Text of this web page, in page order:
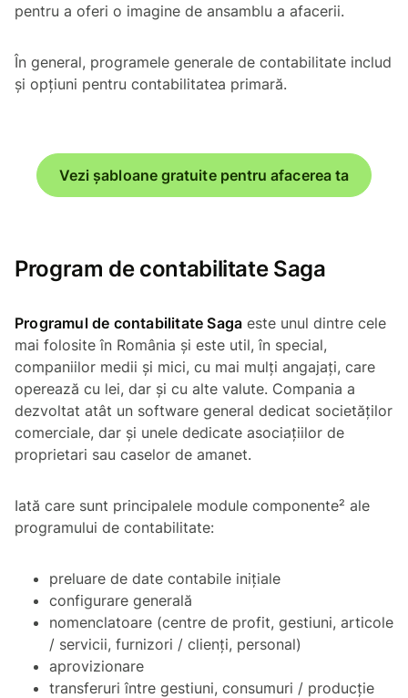
pentru a oferi o imagine de ansamblu a afacerii.
În general, programele generale de contabilitate includ
și opțiuni pentru contabilitatea primară.
Vezi șabloane gratuite pentru afacerea ta
Program de contabilitate Saga
Programul de contabilitate Saga este unul dintre cele
mai folosite în România și este util, în special,
companiilor medii și mici, cu mai mulți angajați, care
operează cu lei, dar și cu alte valute. Compania a
dezvoltat atât un software general dedicat societăților
comerciale, dar și unele dedicate asociațiilor de
proprietari sau caselor de amanet.
Iată care sunt principalele module componente² ale
programului de contabilitate:
preluare de date contabile inițiale
configurare generală
nomenclatoare (centre de profit, gestiuni, articole
/ servicii, furnizori / clienți, personal)
aprovizionare
transferuri între gestiuni, consumuri / producție